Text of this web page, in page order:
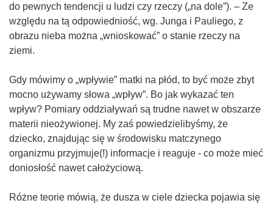
do pewnych tendencji u ludzi czy rzeczy („na dole”). – Ze
względu na tą odpowiedniość, wg. Junga i Pauliego, z
obrazu nieba można „wnioskować” o stanie rzeczy na
ziemi.
Gdy mówimy o „wpływie” matki na płód, to być może zbyt
mocno używamy słowa „wpływ”. Bo jak wykazać ten
wpływ? Pomiary oddziaływań są trudne nawet w obszarze
materii nieożywionej. My zaś powiedzielibyśmy, że
dziecko, znajdując się w środowisku matczynego
organizmu przyjmuje(!) informacje i reaguje - co może mieć
doniosłość nawet całożyciową.
Różne teorie mówią, że dusza w ciele dziecka pojawia się